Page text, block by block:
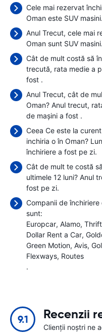
Cele mai rezervat
Oman este SUV masini.
Anul Trecut, cele mai
Oman sunt SUV masini.
Cât de mult costă să
trecută, rata medie a
fost .
Anul Trecut, cât de
Oman? Anul trecut,
de mașini a fost .
Ceea Ce este la
inchiria o în Oman?
închiriere a fost pe zi.
Cât de mult te costă
ultimele 12 luni? Anul
fost pe zi.
Companii de
sunt:
Europcar Alamo
Dollar Rent a Car
Green Motion Avis
Flexways Routes
.
9.1 Recenzii
Clienții noștri ne